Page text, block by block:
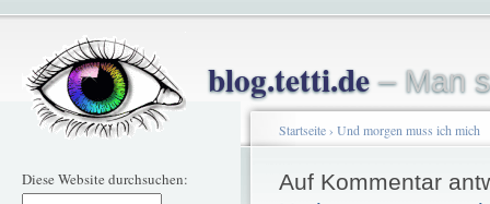
blog.tetti.de– Man
Diese Website durchsuchen:
Startseite› Und morgen muss ich mich
Auf Kommentar